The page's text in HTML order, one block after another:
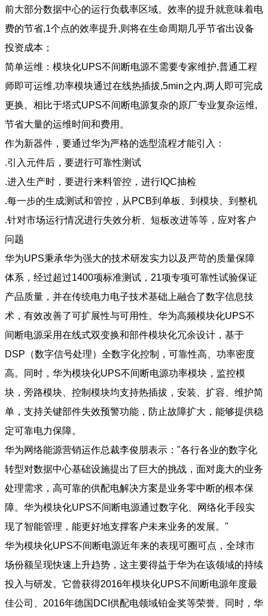
前大部分数据中心的运行负载率区域。效率的提升就意味着电
费的节省,1个点的效率提升,则将在生命周期几乎节省出设备
投资成本；
简单运维：模块化UPS不间断电源不需要专家维护,普通工程
师即可运维,功率模块通过在线热插拔,5min之内,两人即可完成
更换。相比于塔式UPS不间断电源复杂的原厂专业复杂运维,
节省大量的运维时间和费用。
作为新器件，要通过华为严格的选型流程才能引入：
.引入元件后，要进行可靠性测试
.进入生产时，要进行来料管控，进行IQC抽检
.每一步的生成测试和管控，从PCB到单板、到模块、到整机
.针对市场运行情况进行失效分析、短板改进等等，应对客户
问题
华为UPS秉承华为强大的技术研发实力以及严苛的质量保障
体系，经过超过1400项标准测试，21项专项可靠性试验保证
产品质量，并在传统电力电子技术基础上融合了数字信息技
术，有效改善了可扩展性与可用性。华为高频模块化UPS不
间断电源采用在线式双变换和部件模块化冗余设计，基于
DSP（数字信号处理）全数字化控制，可靠性高、功率密度
高。同时，华为模块化UPS不间断电源功率模块，监控模
块，旁路模块、控制模块均支持热插拔，安装、扩容、维护简
单，支持关键部件失效预警功能，防止故障扩大，能够提供稳
定可靠电力保障。
华为网络能源营销运作总裁李俊朋表示："各行各业的数字化
转型对数据中心基础设施提出了巨大的挑战，面对庞大的业务
处理需求，高可靠的供配电解决方案是业务零中断的根本保
障。华为模块化UPS不间断电源通过数字化、网络化手段实
现了智能管理，能更好地支撑客户未来业务的发展。"
华为模块化UPS不间断电源近年来的表现可圈可点，全球市
场份额呈现快速上升趋势，这主要得益于华为在该领域的持续
投入与研发。它曾获得2016年模块化UPS不间断电源年度最
佳公司、2016年德国DCI供配电领域铂金奖等荣誉。同时，华